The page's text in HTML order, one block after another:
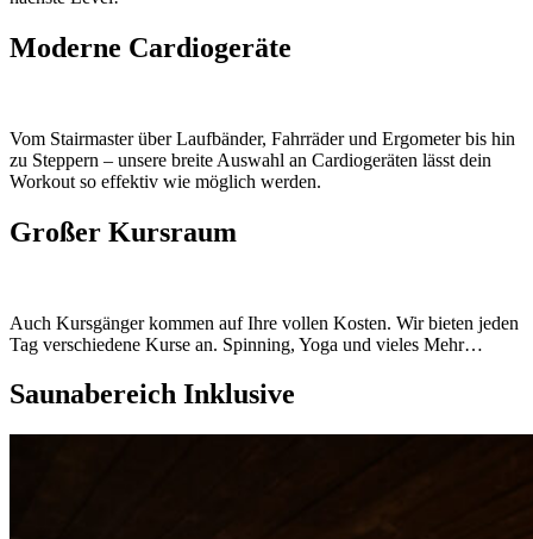
Moderne Cardiogeräte
Vom Stairmaster über Laufbänder, Fahrräder und Ergometer bis hin
zu Steppern – unsere breite Auswahl an Cardiogeräten lässt dein
Workout so effektiv wie möglich werden.
Großer Kursraum
Auch Kursgänger kommen auf Ihre vollen Kosten. Wir bieten jeden
Tag verschiedene Kurse an. Spinning, Yoga und vieles Mehr…
Saunabereich Inklusive